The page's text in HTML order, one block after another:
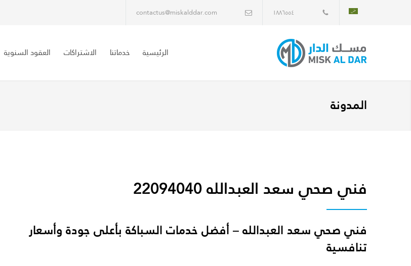
١٨٨٦٥٥٤ contactus@miskalddar.com
الرئيسية خدماتنا الاشتراكات العقود السنوية
المدونة
فني صحي سعد العبدالله 22094040
فني صحي سعد العبدالله– أفضل خدمات السباكة بأعلى جودة وأسعار
تنافسية